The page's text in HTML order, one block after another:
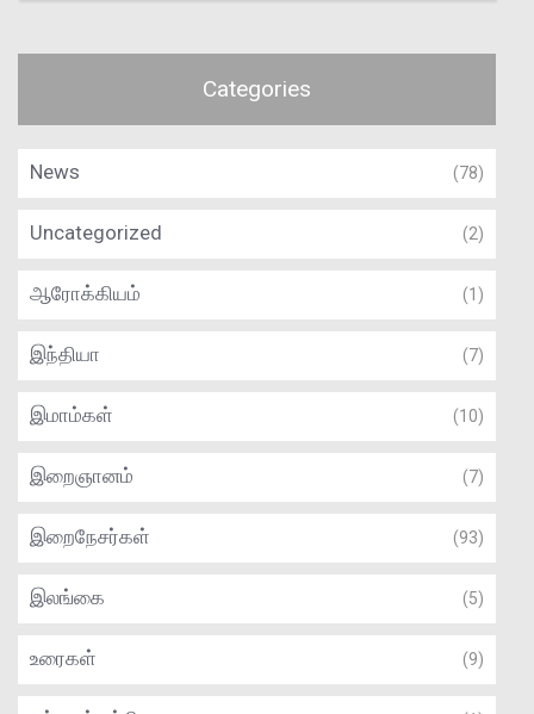
Categories
News (78)
Uncategorized (2)
ஆரோக்கியம் (1)
இந்தியா (7)
இமாம்கள் (10)
இறைஞானம் (7)
இறைநேசர்கள் (93)
இலங்கை (5)
உரைகள் (9)